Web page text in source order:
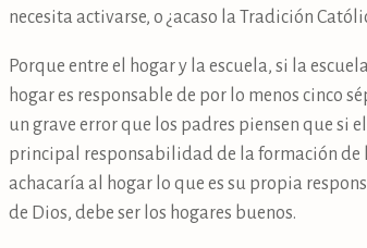
necesita activarse, o ¿acaso la Tradición
Porque entre el hogar y la escuela, si la
hogar es responsable de por lo menos cinco
un grave error que los padres piensen que si
principal responsabilidad de la formación de
achacaría al hogar lo que es su propia
de Dios, debe ser los hogares buenos.